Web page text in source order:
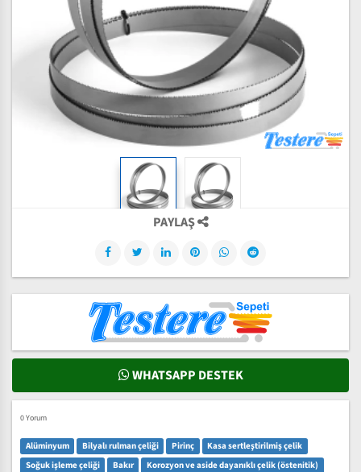
PAYLAŞ
WHATSAPP DESTEK
0 Yorum
Alüminyum Bilyalı rulman çeliği Pirinç
Kasa sertleştirilmiş çelik
Soğuk işleme çeliği
Bakır
Korozyon ve aside dayanıklı çelik (östenitik)